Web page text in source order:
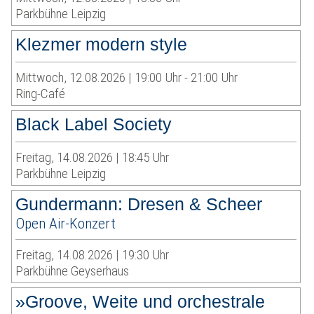
Parkbühne Leipzig
Klezmer modern style
Mittwoch, 12.08.2026 | 19:00 Uhr - 21:00 Uhr
Ring-Café
Black Label Society
Freitag, 14.08.2026 | 18:45 Uhr
Parkbühne Leipzig
Gundermann: Dresen & Scheer
Open Air-Konzert
Freitag, 14.08.2026 | 19:30 Uhr
Parkbühne Geyserhaus
»Groove, Weite und orchestrale